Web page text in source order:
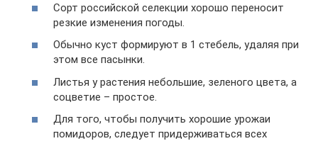
Сорт российской селекции хорошо переносит
резкие изменения погоды.
Обычно куст формируют в 1 стебель, удаляя при
этом все пасынки.
Листья у растения небольшие, зеленого цвета, а
соцветие – простое.
Для того, чтобы получить хорошие урожаи
помидоров, следует придерживаться всех